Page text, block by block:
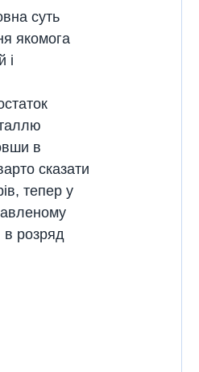
суть
якомога
і
в
сказати
тепер у
в розряд